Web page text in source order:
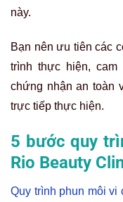
này.
Bạn nên ưu tiên các
trình thực hiện,
chứng nhận an toàn
trực tiếp thực hiện.
5 bước quy
Rio Beauty
Quy trình phun môi vi